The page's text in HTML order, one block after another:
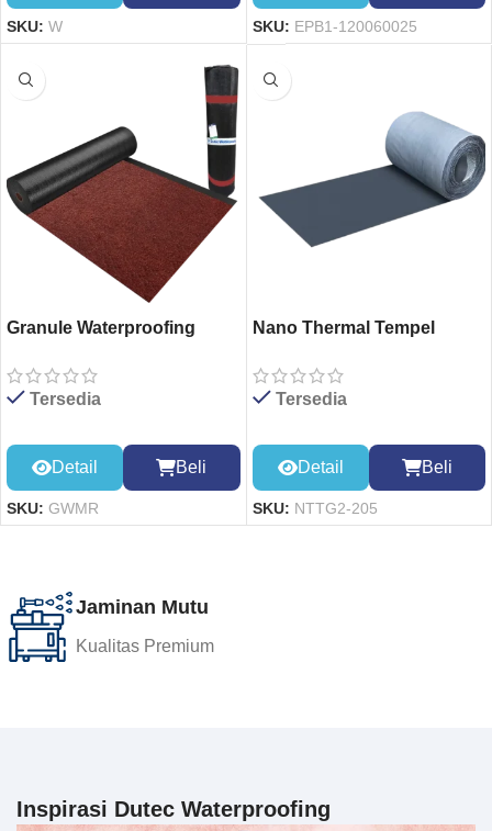
SKU: W SKU: EPB1-120060025
Granule Waterproofing
Tersedia
Detail Beli
SKU: GWMR
Nano Thermal Tempel
Tersedia
Detail Beli
SKU: NTTG2-205
Jaminan Mutu
Kualitas Premium
Inspirasi Dutec Waterproofing